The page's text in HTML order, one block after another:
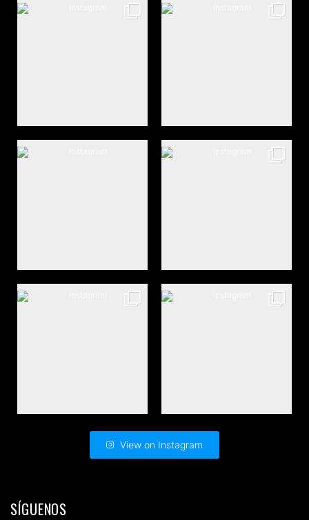
View on Instagram
SÍGUENOS